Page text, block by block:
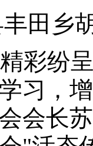
丰田乡
彩纷
习，
会长